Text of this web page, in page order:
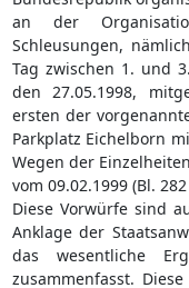
an der
Schleusungen,
Tag zwischen 1. und
den 27.05.1998,
ersten der
Parkplatz Eichelborn
Wegen der
vom 09.02.1999 (Bl.
Diese Vorwürfe sind
Anklage der
das wesentliche
zusammenfasst.